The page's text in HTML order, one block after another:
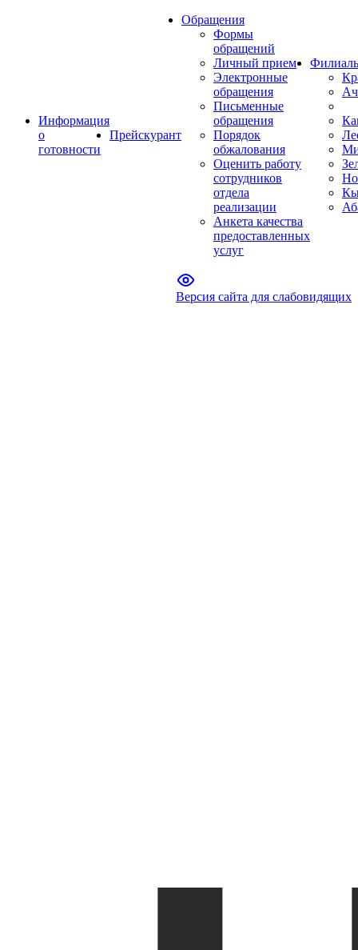
Информация
о
готовности
Прейскурант
Обращения
Формы
обращений
Личный прием
Электронные
обращения
Письменные
обращения
Порядок
обжалования
Оценить работу
сотрудников
отдела
реализации
Анкета качества
предоставленных
услуг
Версия сайта для слабовидящих